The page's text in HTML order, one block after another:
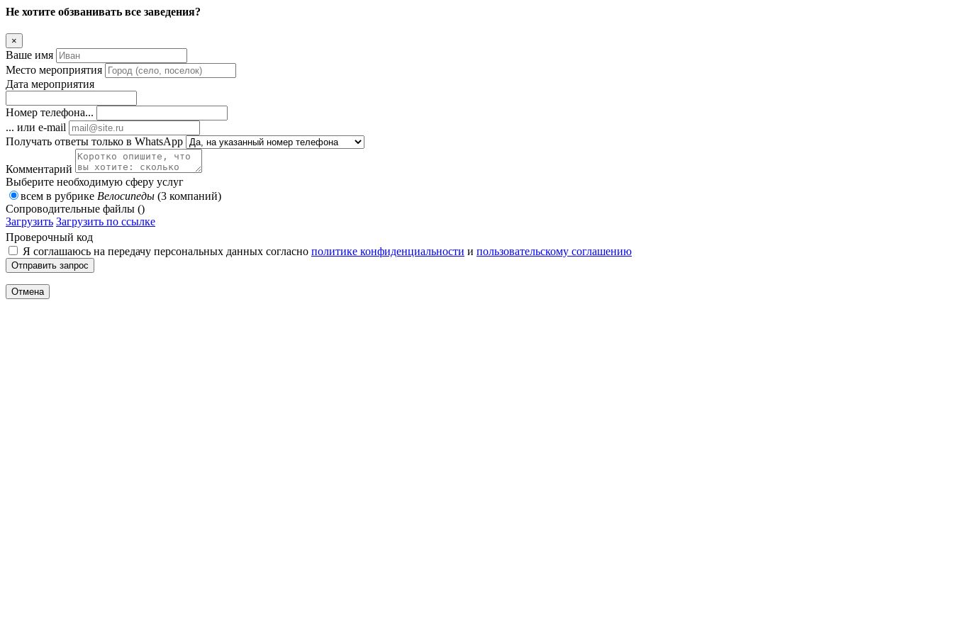
Не хотите обзванивать все заведения?
×
Ваше имя
Место мероприятия
Дата мероприятия
Номер телефона...
... или e-mail
Получать ответы только в WhatsApp
Комментарий
Выберите необходимую сферу услуг
всем в рубрике Велосипеды (3 компаний)
Сопроводительные файлы ()
Загрузить Загрузить по ссылке
Проверочный код
Я соглашаюсь на передачу персональных данных согласно политике конфиденциальности и пользовательскому соглашению
Отправить запрос
Отмена